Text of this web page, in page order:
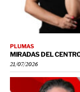
PLUMAS
MIRADAS DEL
21/07/2026